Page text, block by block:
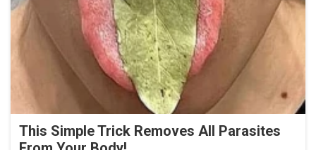
This Simple Trick Removes All Parasites